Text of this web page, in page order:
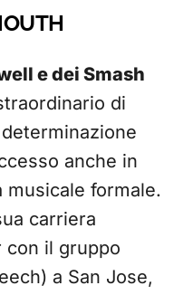
e dei Smash
di
anche in
musicale formale.
carriera
con il gruppo
a San Jose,